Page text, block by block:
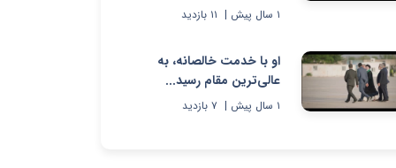
۱ سال پیش | ۱۱ بازدید
او با خدمت خالصانه، به
عالی‌ترین مقام رسید...
۱ سال پیش | ۷ بازدید